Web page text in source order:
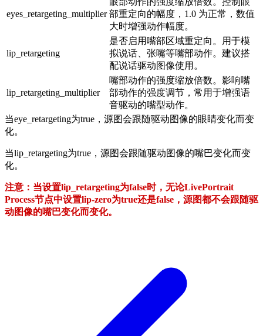
eyes_retargeting_multiplier 部重定向的幅度，1.0 为正常，数值
大时增强动作幅度。
lip_retargeting
是否启用嘴部区域重定向。用于模
拟说话、张嘴等嘴部动作。建议搭
配说话驱动图像使用。
lip_retargeting_multiplier
嘴部动作的强度缩放倍数。影响嘴
部动作的强度调节，常用于增强语
音驱动的嘴型动作。
当eye_retargeting为true，源图会跟随驱动图像的眼睛变化而变
化。
当lip_retargeting为true，源图会跟随驱动图像的嘴巴变化而变
化。
注意：当设置lip_retargeting为false时，无论LivePortrait
Process节点中设置lip-zero为true还是false，源图都不会跟随驱
动图像的嘴巴变化而变化。